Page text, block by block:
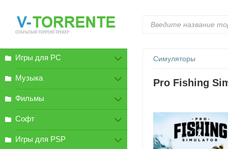
Симуляторы
Pro Fishing
Игры для PC
Музыка
Фильмы
Софт
Игры для PSP